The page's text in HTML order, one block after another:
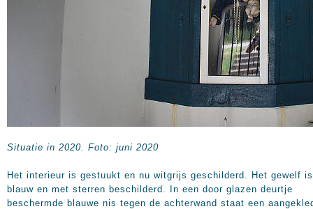
Situatie in 2020. Foto: juni 2020
Het interieur is gestuukt en nu witgrijs geschilderd. Het gewelf is
blauw en met sterren beschilderd. In een door glazen deurtje
beschermde blauwe nis tegen de achterwand staat een